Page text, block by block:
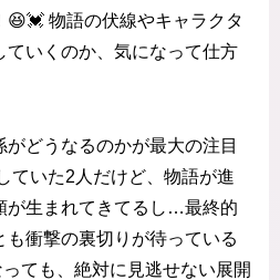
😆💓 物語の伏線やキャラクタ
ていくのか、気になって仕方
どうなるのかが最大の注目
ていた2人だけど、物語が進
が生まれてきてるし…最終的
衝撃の裏切りが待っている
ても、絶対に見逃せない展開